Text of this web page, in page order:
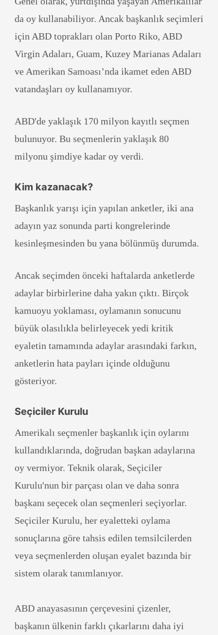
da oy kullanabiliyor. Ancak başkanlık seçimleri
için ABD toprakları olan Porto Riko, ABD
Virgin Adaları, Guam, Kuzey Marianas Adaları
ve Amerikan Samoası’nda ikamet eden ABD
vatandaşları oy kullanamıyor.
ABD'de yaklaşık 170 milyon kayıtlı seçmen
bulunuyor. Bu seçmenlerin yaklaşık 80
milyonu şimdiye kadar oy verdi.
Kim kazanacak?
Başkanlık yarışı için yapılan anketler, iki ana
adayın yaz sonunda parti kongrelerinde
kesinleşmesinden bu yana bölünmüş durumda.
Ancak seçimden önceki haftalarda anketlerde
adaylar birbirlerine daha yakın çıktı. Birçok
kamuoyu yoklaması, oylamanın sonucunu
büyük olasılıkla belirleyecek yedi kritik
eyaletin tamamında adaylar arasındaki farkın,
anketlerin hata payları içinde olduğunu
gösteriyor.
Seçiciler Kurulu
Amerikalı seçmenler başkanlık için oylarını
kullandıklarında, doğrudan başkan adaylarına
oy vermiyor. Teknik olarak, Seçiciler
Kurulu'nun bir parçası olan ve daha sonra
başkanı seçecek olan seçmenleri seçiyorlar.
Seçiciler Kurulu, her eyaletteki oylama
sonuçlarına göre tahsis edilen temsilcilerden
veya seçmenlerden oluşan eyalet bazında bir
sistem olarak tanımlanıyor.
ABD anayasasının çerçevesini çizenler,
başkanın ülkenin farklı çıkarlarını daha iyi